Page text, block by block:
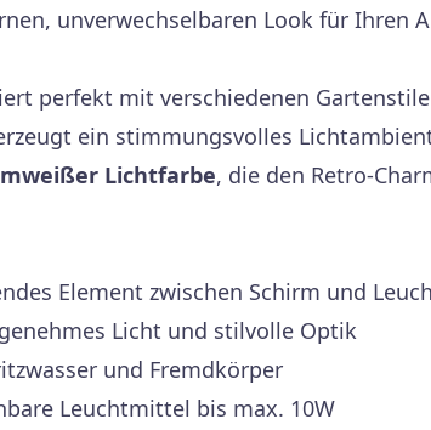
unverwechselbaren Look für Ihren
perfekt mit verschiedenen
ein stimmungsvolles
Lichtfarbe, die den Retro-
Element zwischen Schirm und
Licht und stilvolle Optik
und Fremdkörper
Leuchtmittel bis max. 10W